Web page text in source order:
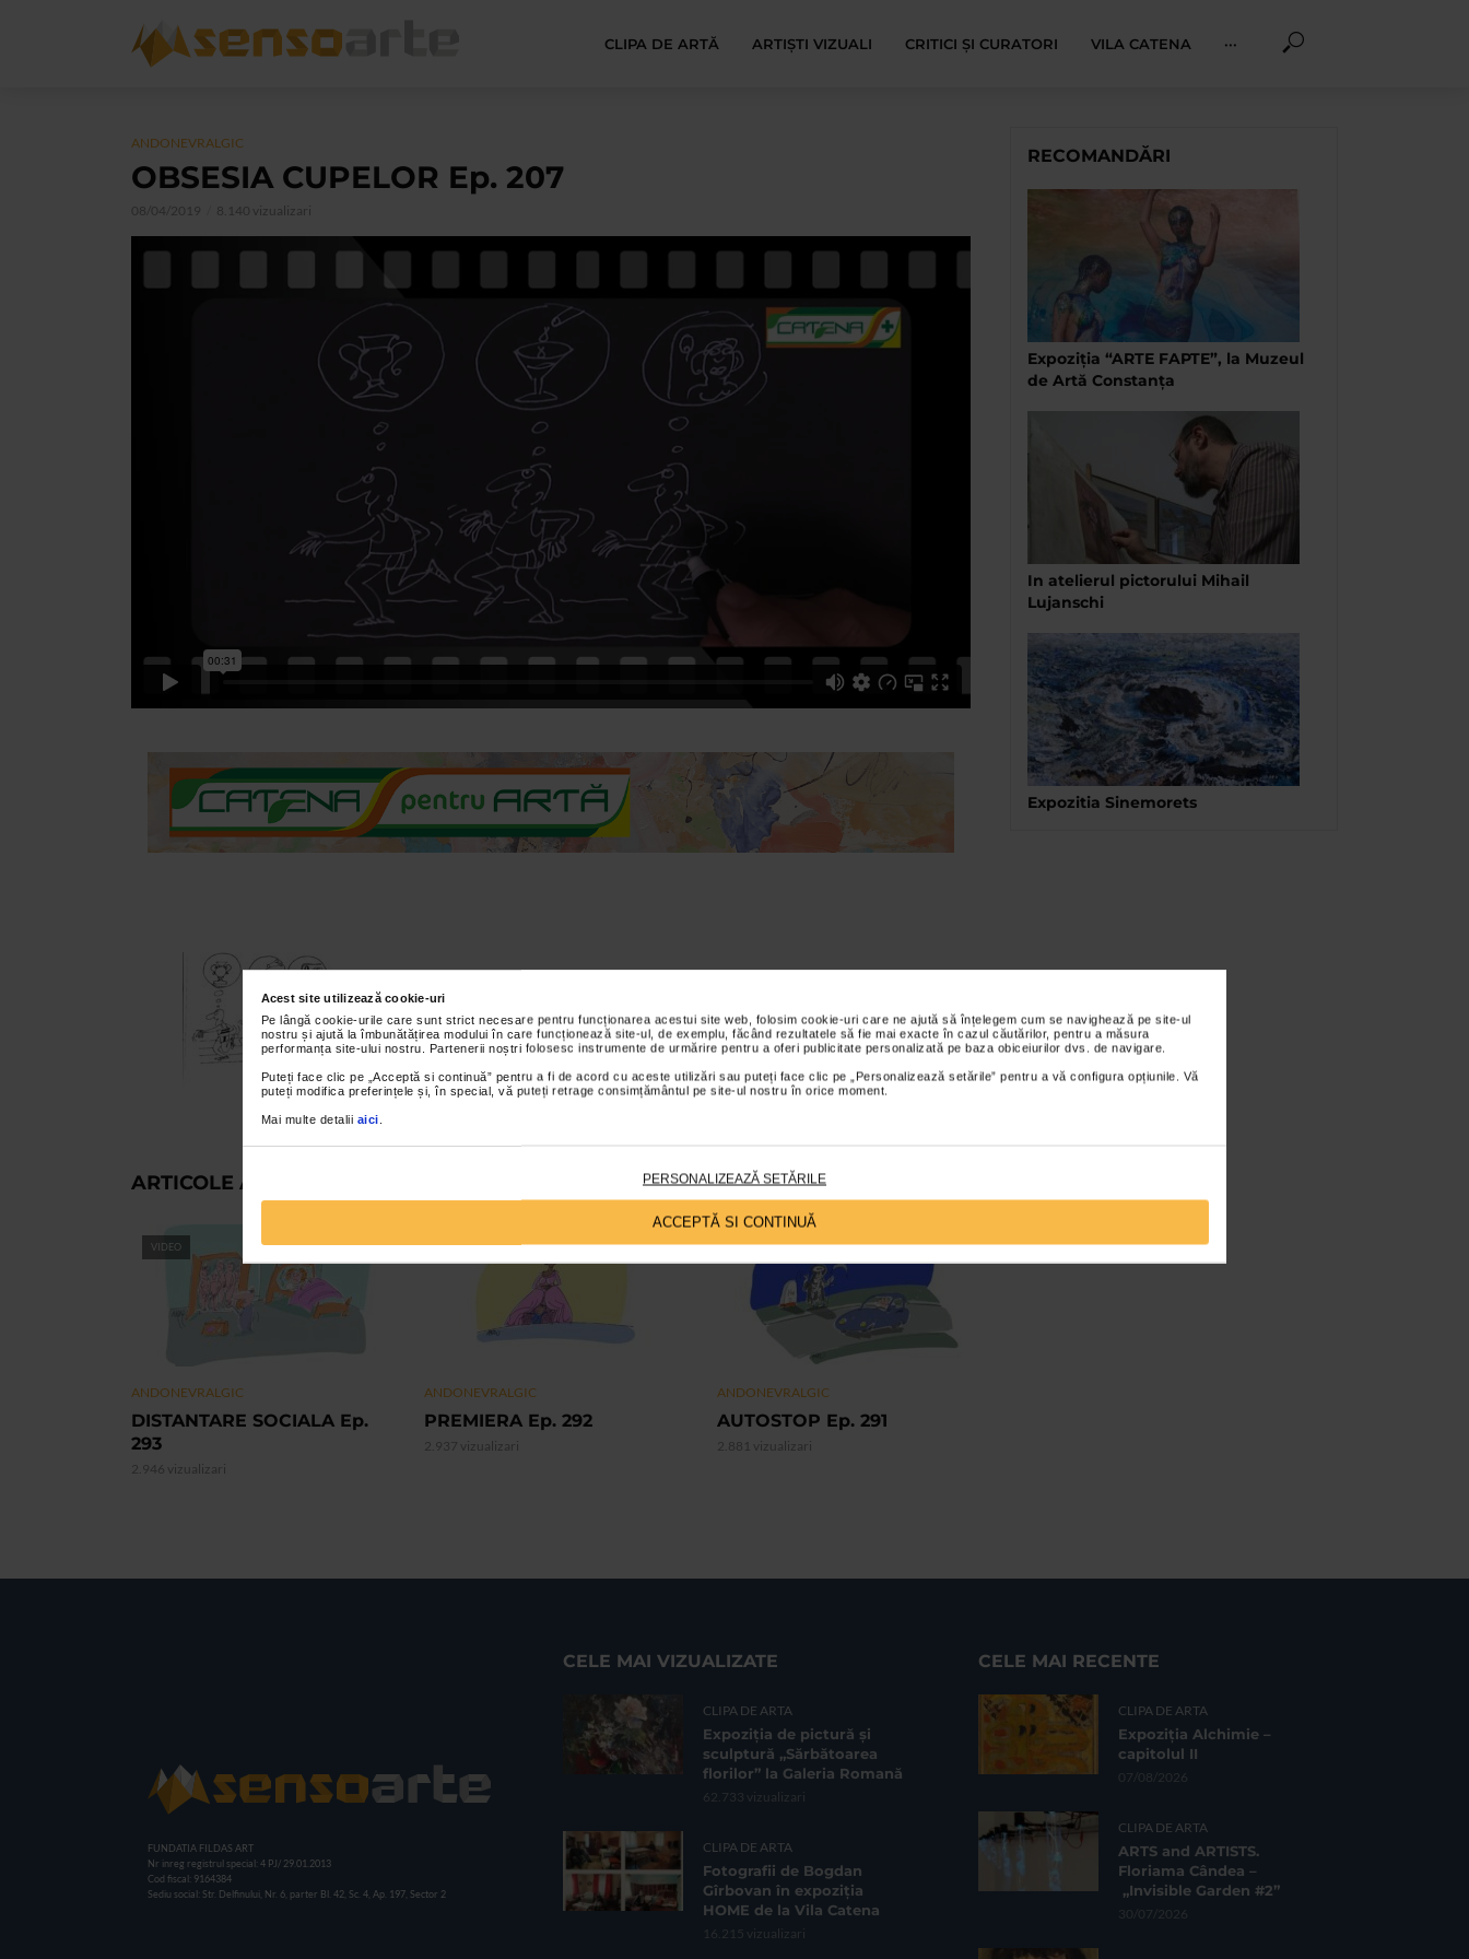
Acest site utilizează cookie-uri
Pe lângă cookie-urile care sunt strict necesare pentru funcționarea acestui site web, folosim cookie-uri care ne ajută să înțelegem cum se navighează pe site-ul
nostru și ajută la îmbunătățirea modului în care funcționează site-ul, de exemplu, făcând rezultatele să fie mai exacte în cazul căutărilor, pentru a măsura
performanța site-ului nostru. Partenerii noștri folosesc instrumente de urmărire pentru a oferi publicitate personalizată pe baza obiceiurilor dvs. de navigare.
Puteți face clic pe „Acceptă si continuă” pentru a fi de acord cu aceste utilizări sau puteți face clic pe „Personalizează setările” pentru a vă configura opțiunile. Vă
puteți modifica preferințele și, în special, vă puteți retrage consimțământul pe site-ul nostru în orice moment.
Mai multe detalii aici
PERSONALIZEAZĂ SETĂRILE
ACCEPTĂ SI CONTINUĂ
CLIPA DE ARTĂ ARTIȘTI VIZUALI CRITICI ȘI CURATORI VILA CATENA ···
ANDONEVRALGIC
OBSESIA CUPELOR Ep. 207
08/04/2019 8.140 vizualizari
ARTICOLE ASEMANATOARE
VIDEO
ANDONEVRALGIC
DISTANTARE SOCIALA Ep.
293
2.946 vizualizari
VIDEO
ANDONEVRALGIC
PREMIERA Ep. 292
2.937 vizualizari
VIDEO
ANDONEVRALGIC
AUTOSTOP Ep. 291
2.881 vizualizari
RECOMANDĂRI
Expoziţia “ARTE FAPTE”, la Muzeul
de Artă Constanţa
In atelierul pictorului Mihail
Lujanschi
Expozitia Sinemorets
FUNDATIA FILDAS ART
Nr inreg registrul special: 4 PJ/ 29.01.2013
Cod fiscal: 9164384
Sediu social: Str. Delfinului, Nr. 6, parter Bl. 42, Sc. 4, Ap. 197, Sector 2
CELE MAI VIZUALIZATE
CLIPA DE ARTA
Expoziția de pictură și
sculptură „Sărbătoarea
florilor” la Galeria Romană
62.733 vizualizari
CLIPA DE ARTA
Fotografii de Bogdan
Gîrbovan în expoziția
HOME de la Vila Catena
16.215 vizualizari
CELE MAI RECENTE
CLIPA DE ARTA
Expoziția Alchimie –
capitolul II
07/08/2026
CLIPA DE ARTA
ARTS and ARTISTS.
Floriama Cândea –
„Invisible Garden #2”
30/07/2026